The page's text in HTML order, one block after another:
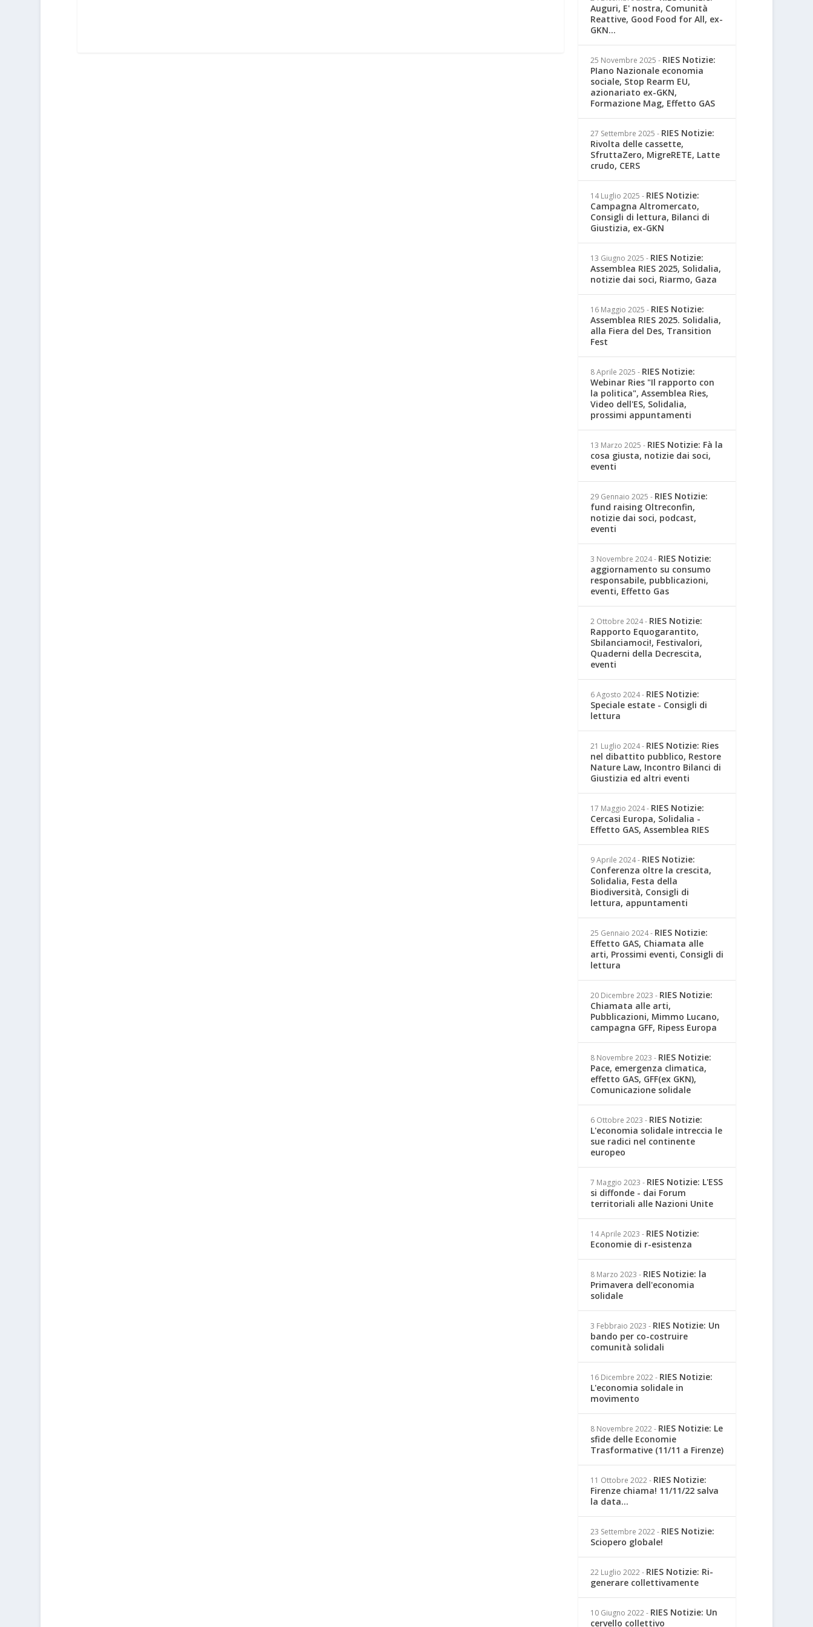
Auguri, E' nostra, Comunità
Reattive, Good Food for All, ex-
GKN...
25 Novembre 2025 - RIES Notizie:
PIano Nazionale economia
sociale, Stop Rearm EU,
azionariato ex-GKN,
Formazione Mag, Effetto GAS
27 Settembre 2025 - RIES Notizie:
Rivolta delle cassette,
SfruttaZero, MigreRETE, Latte
crudo, CERS
14 Luglio 2025 - RIES Notizie:
Campagna Altromercato,
Consigli di lettura, Bilanci di
Giustizia, ex-GKN
13 Giugno 2025 - RIES Notizie:
Assemblea RIES 2025, Solidalia,
notizie dai soci, Riarmo, Gaza
16 Maggio 2025 - RIES Notizie:
Assemblea RIES 2025. Solidalia,
alla Fiera del Des, Transition
Fest
8 Aprile 2025 - RIES Notizie:
Webinar Ries "Il rapporto con
la politica", Assemblea Ries,
Video dell'ES, Solidalia,
prossimi appuntamenti
13 Marzo 2025 - RIES Notizie: Fà la
cosa giusta, notizie dai soci,
eventi
29 Gennaio 2025 - RIES Notizie:
fund raising Oltreconfin,
notizie dai soci, podcast,
eventi
3 Novembre 2024- RIES Notizie:
aggiornamento su consumo
responsabile, pubblicazioni,
eventi, Effetto Gas
2 Ottobre 2024- RIES Notizie:
Rapporto Equogarantito,
Sbilanciamoci!, Festivalori,
Quaderni della Decrescita,
eventi
6 Agosto 2024- RIES Notizie:
Speciale estate - Consigli di
lettura
21 Luglio 2024- RIES Notizie: Ries
nel dibattito pubblico, Restore
Nature Law, Incontro Bilanci di
Giustizia ed altri eventi
17 Maggio 2024- RIES Notizie:
Cercasi Europa, Solidalia -
Effetto GAS, Assemblea RIES
9 Aprile 2024- RIES Notizie:
Conferenza oltre la crescita,
Solidalia, Festa della
Biodiversità, Consigli di
lettura, appuntamenti
25 Gennaio 2024- RIES Notizie:
Effetto GAS, Chiamata alle
arti, Prossimi eventi, Consigli di
lettura
20 Dicembre 2023 - RIES Notizie:
Chiamata alle arti,
Pubblicazioni, Mimmo Lucano,
campagna GFF, Ripess Europa
8 Novembre 2023 - RIES Notizie:
Pace, emergenza climatica,
effetto GAS, GFF(ex GKN),
Comunicazione solidale
6 Ottobre 2023 - RIES Notizie:
L'economia solidale intreccia le
sue radici nel continente
europeo
7 Maggio 2023 - RIES Notizie: L'ESS
si diffonde - dai Forum
territoriali alle Nazioni Unite
14 Aprile 2023 - RIES Notizie:
Economie di r-esistenza
8 Marzo 2023 - RIES Notizie: la
Primavera dell'economia
solidale
3 Febbraio 2023 - RIES Notizie: Un
bando per co-costruire
comunità solidali
16 Dicembre 2022- RIES Notizie:
L'economia solidale in
movimento
8 Novembre 2022- RIES Notizie: Le
sfide delle Economie
Trasformative (11/11 a Firenze)
11 Ottobre 2022- RIES Notizie:
Firenze chiama! 11/11/22 salva
la data...
23 Settembre 2022- RIES Notizie:
Sciopero globale!
22 Luglio 2022- RIES Notizie: Ri-
generare collettivamente
10 Giugno 2022- RIES Notizie: Un
cervello collettivo